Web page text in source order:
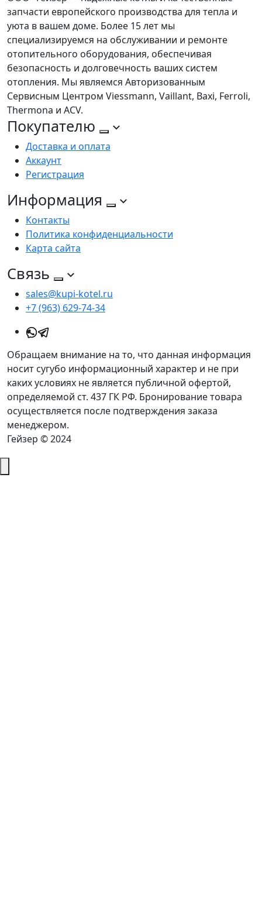
запчасти европейского производства для тепла и
уюта в вашем доме. Более 15 лет мы
специализируемся на обслуживании и ремонте
отопительного оборудования, обеспечивая
безопасность и долговечность ваших систем
отопления. Мы являемся Авторизованным
Сервисным Центром Viessmann, Vaillant, Baxi, Ferroli,
Thermona и ACV.
Покупателю
Доставка и оплата
Аккаунт
Регистрация
Информация
Контакты
Политика конфиденциальности
Карта сайта
Связь
sales@kupi-kotel.ru
+7 (963) 629-74-34
Обращаем внимание на то, что данная информация
носит сугубо информационный характер и не при
каких условиях не является публичной офертой,
определяемой ст. 437 ГК РФ. Бронирование товара
осуществляется после подтверждения заказа
менеджером.
Гейзер © 2024